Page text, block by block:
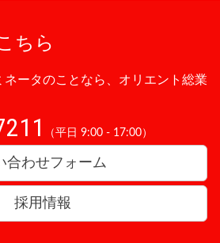
ちら
ネータのことなら、オリエント総業
（平日 9:00 - 17:00）
合わせフォーム
採用情報